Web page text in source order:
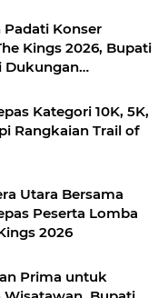
Konser
Kings 2026, Bupati
Dukungan
Kategori 10K, 5K,
Rangkaian Trail of
Utara Bersama
Peserta Lomba
2026
Prima untuk